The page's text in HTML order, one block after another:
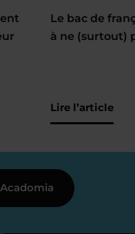
Le bac de
à ne (surtout)
Lire l’article